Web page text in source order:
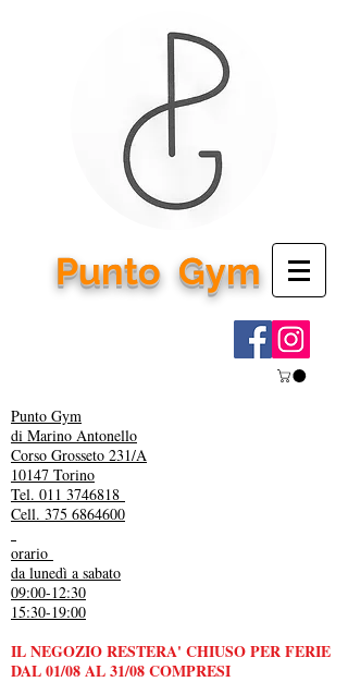
PuntoGym
Punto Gym
di Marino Antonello
Corso Grosseto 231/A
10147 Torino
Tel. 011 3746818
Cell. 375 6864600
orario
da lunedì a sabato
09:00-12:30
15:30-19:00
IL NEGOZIO RESTERA' CHIUSO PER FERIE
DAL 01/08 AL 31/08 COMPRESI